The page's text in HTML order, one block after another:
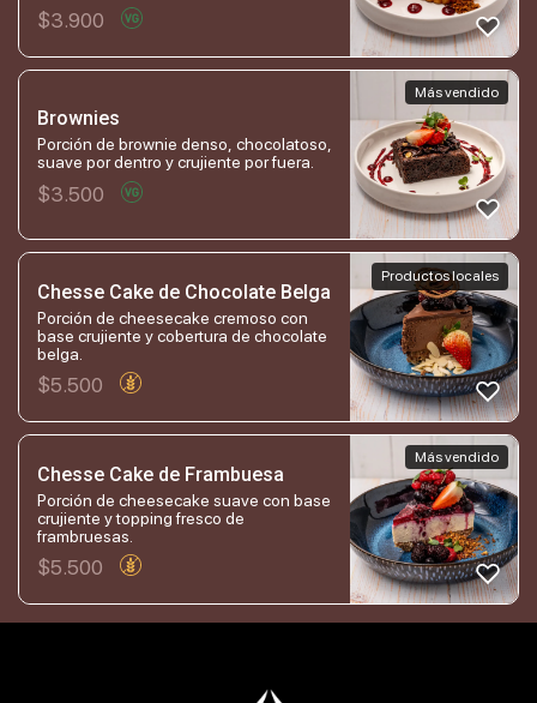
$3.900
Brownies
Porción de brownie denso, chocolatoso,
suave por dentro y crujiente por fuera.
$3.500
Más vendido
Chesse Cake de Chocolate Belga
Porción de cheesecake cremoso con
base crujiente y cobertura de chocolate
belga.
$5.500
Productos locales
Chesse Cake de Frambuesa
Porción de cheesecake suave con base
crujiente y topping fresco de
frambruesas.
$5.500
Más vendido